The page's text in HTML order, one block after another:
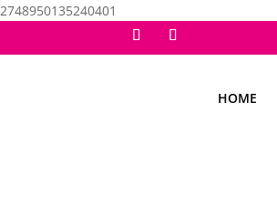
2748950135240401
HOME